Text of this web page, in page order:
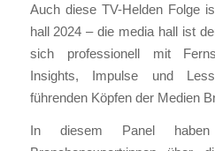
Auch diese TV-Helden Folge
hall 2024 – die media hall ist
sich professionell mit
Insights, Impulse und
führenden Köpfen der Medien
In diesem Panel